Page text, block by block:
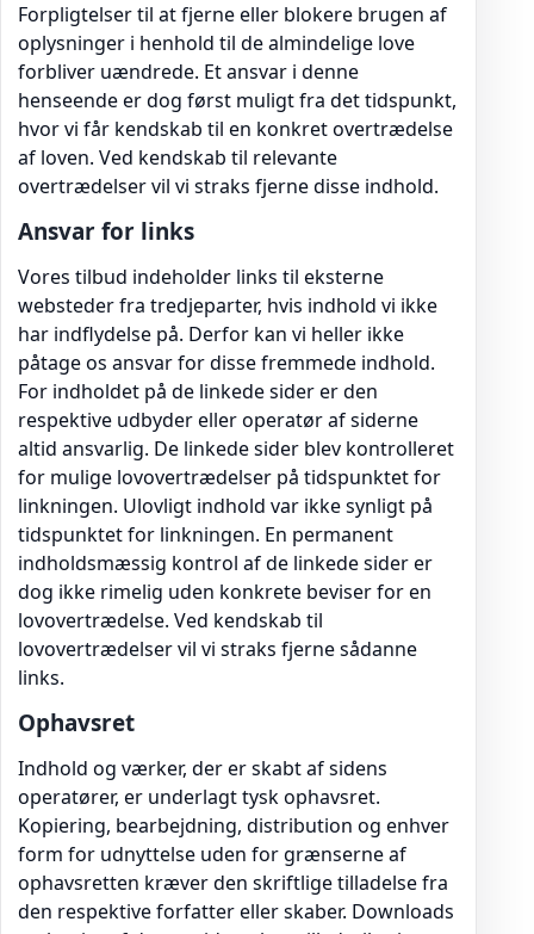
Forpligtelser til at fjerne eller blokere brugen af
oplysninger i henhold til de almindelige love
forbliver uændrede. Et ansvar i denne
henseende er dog først muligt fra det tidspunkt,
hvor vi får kendskab til en konkret overtrædelse
af loven. Ved kendskab til relevante
overtrædelser vil vi straks fjerne disse indhold.
Ansvar for links
Vores tilbud indeholder links til eksterne
websteder fra tredjeparter, hvis indhold vi ikke
har indflydelse på. Derfor kan vi heller ikke
påtage os ansvar for disse fremmede indhold.
For indholdet på de linkede sider er den
respektive udbyder eller operatør af siderne
altid ansvarlig. De linkede sider blev kontrolleret
for mulige lovovertrædelser på tidspunktet for
linkningen. Ulovligt indhold var ikke synligt på
tidspunktet for linkningen. En permanent
indholdsmæssig kontrol af de linkede sider er
dog ikke rimelig uden konkrete beviser for en
lovovertrædelse. Ved kendskab til
lovovertrædelser vil vi straks fjerne sådanne
links.
Ophavsret
Indhold og værker, der er skabt af sidens
operatører, er underlagt tysk ophavsret.
Kopiering, bearbejdning, distribution og enhver
form for udnyttelse uden for grænserne af
ophavsretten kræver den skriftlige tilladelse fra
den respektive forfatter eller skaber. Downloads